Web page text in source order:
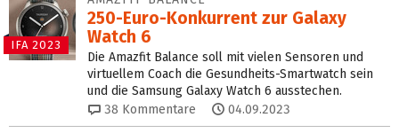
IFA 2023
250-Euro-Konkurrent zur Galaxy
Watch 6
Die Amazfit Balance soll mit vielen Sensoren und
virtuellem Coach die Gesundheits-Smartwatch sein
und die Samsung Galaxy Watch 6 ausstechen.
38 Kommentare 04.09.2023